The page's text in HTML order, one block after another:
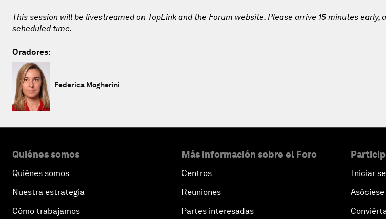
This session will be livestreamed on TopLink and the Forum website. Please arrive 15 minutes early,
scheduled time.
Oradores:
Federica Mogherini
Quiénes somos
Quiénes somos
Nuestra estrategia
Cómo trabajamos
Más información sobre el Foro
Centros
Reuniones
Partes interesadas
Iniciar